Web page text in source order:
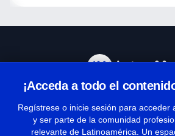
¡Acceda a todo el
Regístrese o inicie sesión para acceder
y ser parte de la comunidad
relevante de Latinoamérica. Un